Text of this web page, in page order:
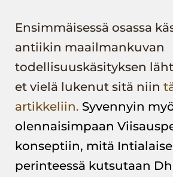
Ensimmäisessä osassa
antiikin maailmankuvan
todellisuuskäsityksen
et vielä lukenut sitä niin t
artikkeliin. Syvennyin
olennaisimpaan
konseptiin, mitä
perinteessä kutsutaan